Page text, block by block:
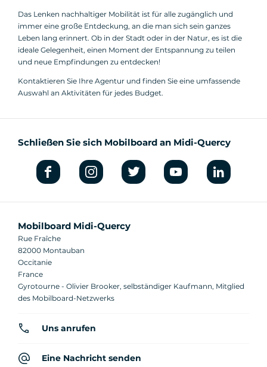
Das Lenken nachhaltiger Mobilität ist für alle zugänglich und
immer eine große Entdeckung, an die man sich sein ganzes
Leben lang erinnert. Ob in der Stadt oder in der Natur, es ist die
ideale Gelegenheit, einen Moment der Entspannung zu teilen
und neue Empfindungen zu entdecken!
Kontaktieren Sie Ihre Agentur und finden Sie eine umfassende
Auswahl an Aktivitäten für jedes Budget.
Schließen Sie sich Mobilboard an Midi-Quercy
Mobilboard Midi-Quercy
Rue Fraîche
82000 Montauban
Occitanie
France
Gyrotourne - Olivier Brooker, selbständiger Kaufmann, Mitglied
des Mobilboard-Netzwerks
Uns anrufen
Eine Nachricht senden